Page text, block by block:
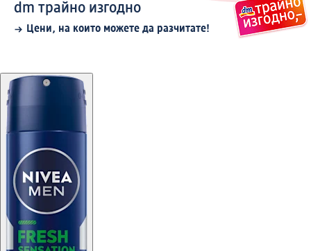
dm трайно изгодно
Цени, на които можете да разчитате!